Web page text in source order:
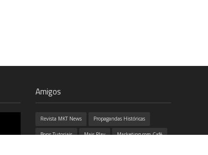
Amigos
Revista MKT News Propagandas Históricas
Bons Tutoriais Mais Play Marketing com Café